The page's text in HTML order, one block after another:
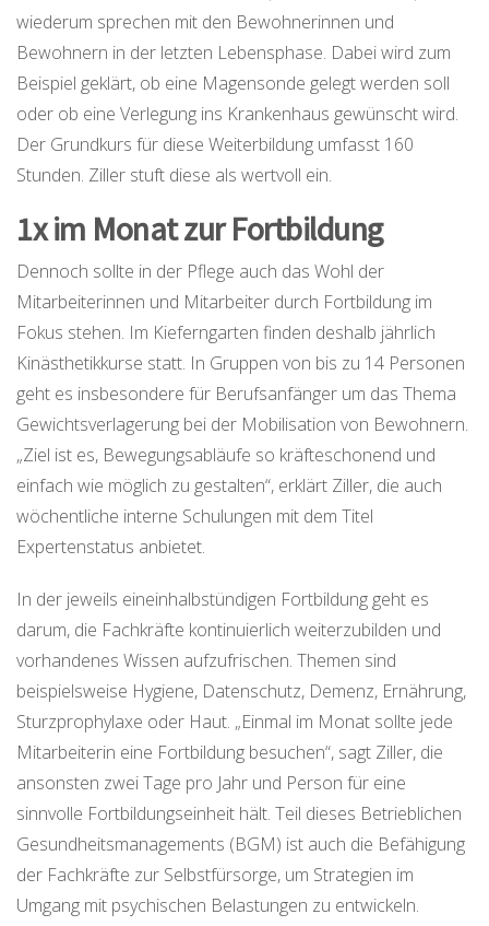
wiederum sprechen mit den Bewohnerinnen und
Bewohnern in der letzten Lebensphase. Dabei wird zum
Beispiel geklärt, ob eine Magensonde gelegt werden soll
oder ob eine Verlegung ins Krankenhaus gewünscht wird.
Der Grundkurs für diese Weiterbildung umfasst 160
Stunden. Ziller stuft diese als wertvoll ein.
1x im Monat zur Fortbildung
Dennoch sollte in der Pflege auch das Wohl der
Mitarbeiterinnen und Mitarbeiter durch Fortbildung im
Fokus stehen. Im Kieferngarten finden deshalb jährlich
Kinästhetikkurse statt. In Gruppen von bis zu 14 Personen
geht es insbesondere für Berufsanfänger um das Thema
Gewichtsverlagerung bei der Mobilisation von Bewohnern.
„Ziel ist es, Bewegungsabläufe so kräfteschonend und
einfach wie möglich zu gestalten“, erklärt Ziller, die auch
wöchentliche interne Schulungen mit dem Titel
Expertenstatus anbietet.
In der jeweils eineinhalbstündigen Fortbildung geht es
darum, die Fachkräfte kontinuierlich weiterzubilden und
vorhandenes Wissen aufzufrischen. Themen sind
beispielsweise Hygiene, Datenschutz, Demenz, Ernährung,
Sturzprophylaxe oder Haut. „Einmal im Monat sollte jede
Mitarbeiterin eine Fortbildung besuchen“, sagt Ziller, die
ansonsten zwei Tage pro Jahr und Person für eine
sinnvolle Fortbildungseinheit hält. Teil dieses Betrieblichen
Gesundheitsmanagements (BGM) ist auch die Befähigung
der Fachkräfte zur Selbstfürsorge, um Strategien im
Umgang mit psychischen Belastungen zu entwickeln.